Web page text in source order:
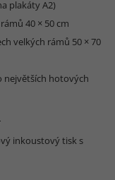
plakáty A2)
40 × 50 cm
velkých rámů 50 × 70
největších hotových
inkoustový tisk s